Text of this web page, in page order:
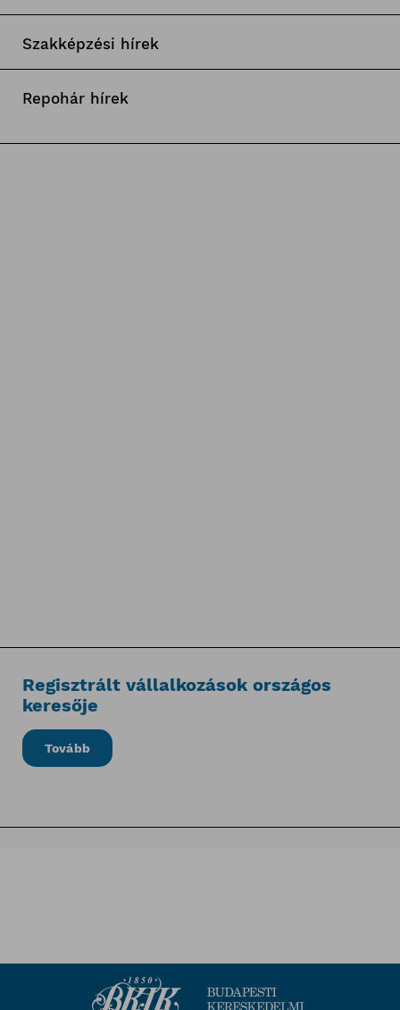
Szakképzési hírek
Repohár hírek
Regisztrált vállalkozások országos
keresője
Tovább